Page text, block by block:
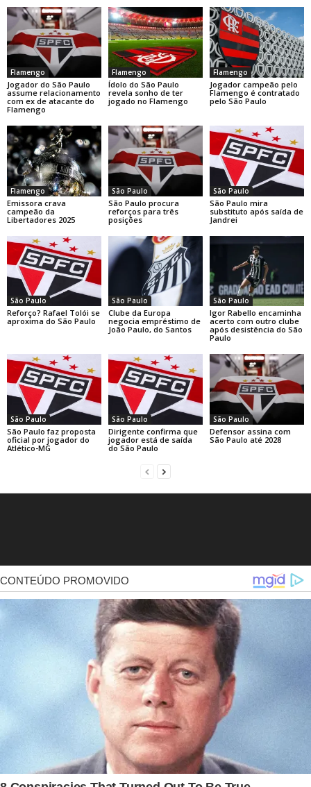
Flamengo
Jogador do São Paulo
assume relacionamento
com ex de atacante do
Flamengo
Flamengo
Ídolo do São Paulo
revela sonho de ter
jogado no Flamengo
Flamengo
Jogador campeão pelo
Flamengo é contratado
pelo São Paulo
Flamengo
Emissora crava
campeão da
Libertadores 2025
São Paulo
São Paulo procura
reforços para três
posições
São Paulo
São Paulo mira
substituto após saída de
Jandrei
São Paulo
Reforço? Rafael Tolói se
aproxima do São Paulo
São Paulo
Clube da Europa
negocia empréstimo de
João Paulo, do Santos
São Paulo
Igor Rabello encaminha
acerto com outro clube
após desistência do São
Paulo
São Paulo
São Paulo faz proposta
oficial por jogador do
Atlético-MG
São Paulo
Dirigente confirma que
jogador está de saída
do São Paulo
São Paulo
Defensor assina com
São Paulo até 2028